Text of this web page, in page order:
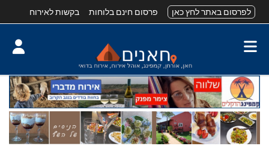
לפרסום באתר לחץ כאן פרסום חינם בלוחות בקשות לאירוח